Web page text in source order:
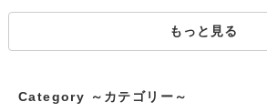
もっと見る
Category ～カテゴリー～